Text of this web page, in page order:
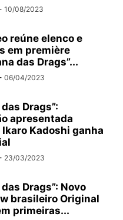
10/08/2023
reúne elenco e
em première
das Drags”...
06/04/2023
Drags”:
apresentada
Ikaro Kadoshi ganha
23/03/2023
Drags”: Novo
brasileiro Original
primeiras...